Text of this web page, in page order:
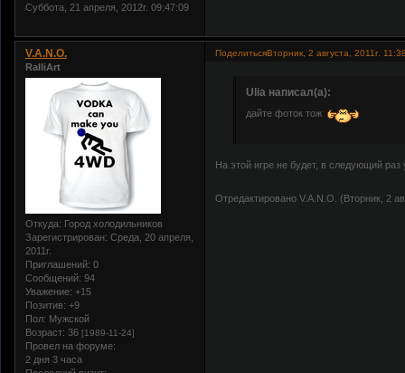
Суббота, 21 апреля, 2012г. 09:47:09
ПоделитьсяВторник, 2 августа, 2011г.
V.A.N.O.
RalliArt
Откуда: Город холодильников
Зарегистрирован: Среда, 20 апреля,
2011г.
Приглашений: 0
Сообщений: 94
Уважение: +15
Позитив: +9
Пол: Мужской
Возраст: 36 [1989-11-24]
Провел на форуме:
2 дня 3 часа
Ulia написал(а):
дайте фоток тож
На этой игре не будет, в следующий
Отредактировано V.A.N.O. (Вторник, 2